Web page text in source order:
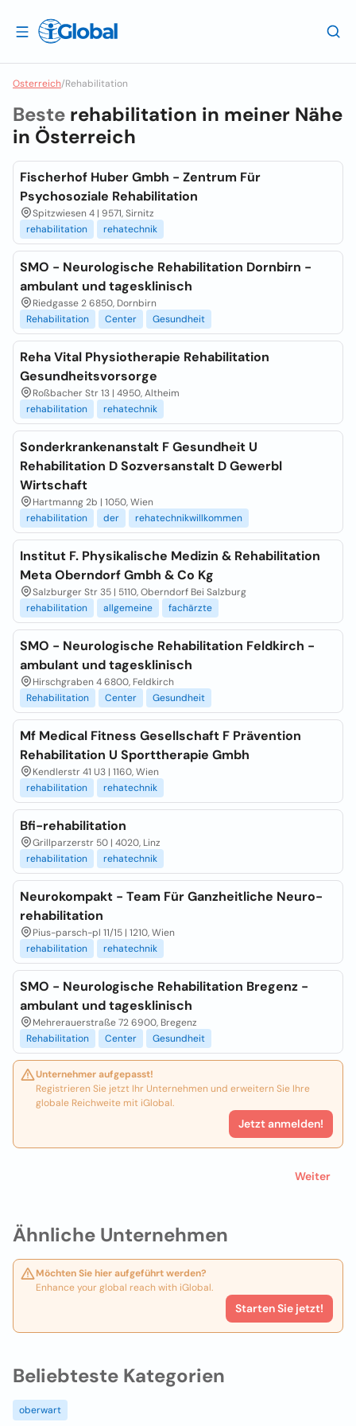
Osterreich/Rehabilitation
Ähnliche Unternehmen
Möchten Sie hier aufgeführt werden?
Enhance your global reach with iGlobal.
Starten Sie jetzt!
Beste rehabilitation in meiner Nähe
in Österreich
Fischerhof Huber Gmbh - Zentrum Für
Psychosoziale Rehabilitation
Spitzwiesen 4 | 9571, Sirnitz
rehabilitation
rehatechnik
SMO - Neurologische Rehabilitation Dornbirn -
ambulant und tagesklinisch
Riedgasse 2 6850, Dornbirn
Rehabilitation
Center Gesundheit
Reha Vital Physiotherapie Rehabilitation
Gesundheitsvorsorge
Roßbacher Str 13 | 4950, Altheim
rehabilitation
rehatechnik
Sonderkrankenanstalt F Gesundheit U
Rehabilitation D Sozversanstalt D Gewerbl
Wirtschaft
Hartmanng 2b | 1050, Wien
rehabilitation
der rehatechnikwillkommen
Institut F. Physikalische Medizin & Rehabilitation
Meta Oberndorf Gmbh & Co Kg
Salzburger Str 35 | 5110, Oberndorf Bei Salzburg
rehabilitation
allgemeine fachärzte
SMO - Neurologische Rehabilitation Feldkirch -
ambulant und tagesklinisch
Hirschgraben 4 6800, Feldkirch
Rehabilitation
Center Gesundheit
Mf Medical Fitness Gesellschaft F Prävention
Rehabilitation U Sporttherapie Gmbh
Kendlerstr 41 U3 | 1160, Wien
rehabilitation
rehatechnik
Bfi-rehabilitation
Grillparzerstr 50 | 4020, Linz
rehabilitation
rehatechnik
Neurokompakt - Team Für Ganzheitliche Neuro-
rehabilitation
Pius-parsch-pl 11/15 | 1210, Wien
rehabilitation
rehatechnik
SMO - Neurologische Rehabilitation Bregenz -
ambulant und tagesklinisch
Mehrerauerstraße 72 6900, Bregenz
Rehabilitation
Center Gesundheit
Unternehmer aufgepasst!
Registrieren Sie jetzt Ihr Unternehmen und erweitern Sie Ihre
globale Reichweite mit iGlobal.
Jetzt anmelden!
Weiter
Beliebteste Kategorien
oberwart